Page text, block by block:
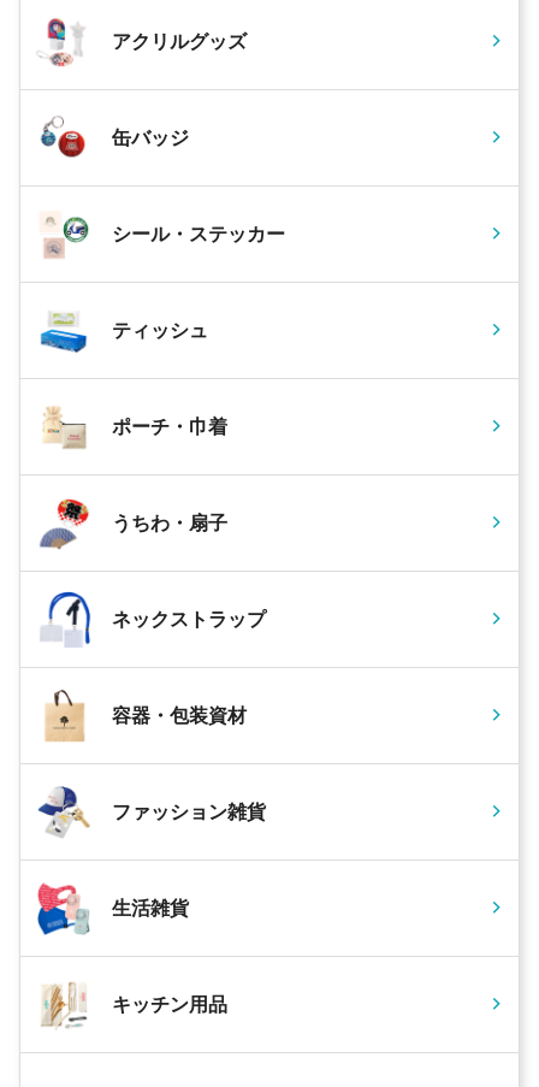
アクリルグッズ
缶バッジ
シール・ステッカー
ティッシュ
ポーチ・巾着
うちわ・扇子
ネックストラップ
容器・包装資材
ファッション雑貨
生活雑貨
キッチン用品